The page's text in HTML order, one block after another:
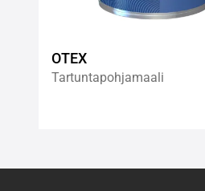
OTEX
Tartuntapohjamaali